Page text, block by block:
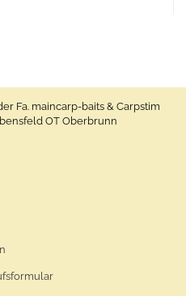
Fa. maincarp-baits & Carpstim
OT Oberbrunn